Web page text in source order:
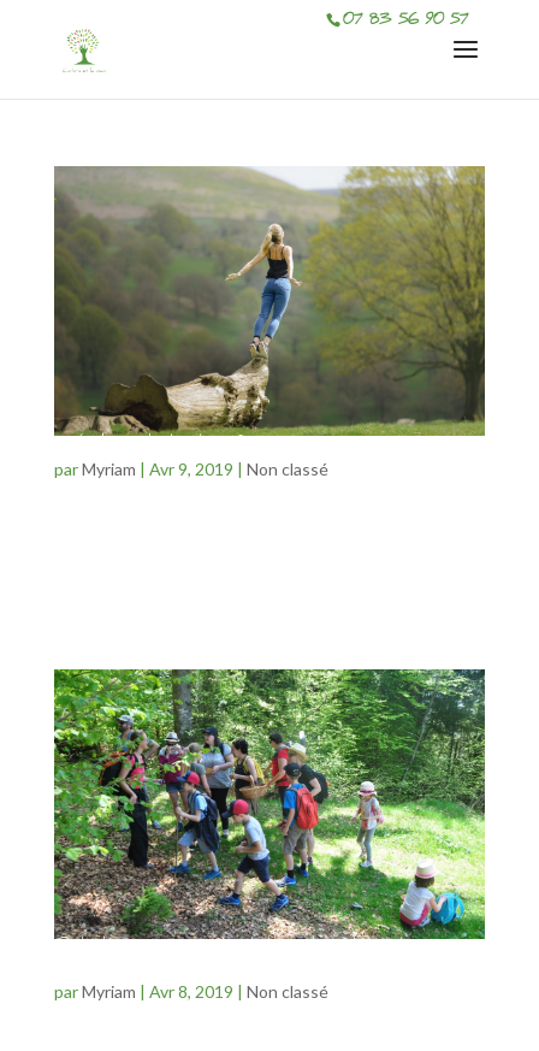
07 83 56 90 57
Week-end plantes & présence
parMyriam | Avr 9, 2019 | Non classé
Balade curieuse et atelier dans la nature à
parMyriam | Avr 8, 2019 | Non classé